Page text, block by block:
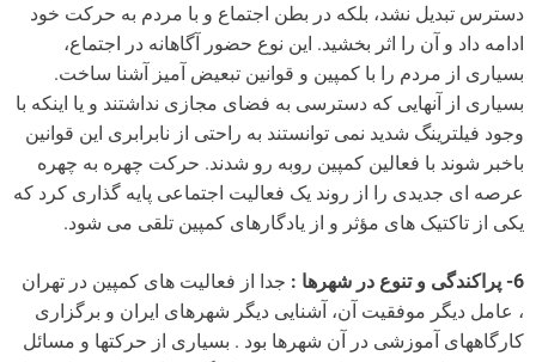
دسترس تبدیل نشد، بلکه در بطن اجتماع و با مردم به حرکت خود
ادامه داد و آن را اثر بخشید. این نوع حضور آگاهانه در اجتماع،
بسیاری از مردم را با کمپین و قوانین تبعیض آمیز آشنا ساخت.
بسیاری از آنهایی که دسترسی به فضای مجازی نداشتند و یا اینکه با
وجود فیلترینگ شدید نمی توانستند به راحتی از نابرابری این قوانین
باخبر شوند با فعالین کمپین روبه رو شدند. حرکت چهره به چهره
عرصه ای جدیدی را از روند یک فعالیت اجتماعی پایه گذاری کرد که
یکی از تاکتیک های مؤثر و از یادگارهای کمپین تلقی می شود.
6- پراکندگی و تنوع در شهرها :
جدا از فعالیت های کمپین در تهران
، عامل دیگر موفقیت آن، آشنایی دیگر شهرهای ایران و برگزاری
کارگاههای آموزشی در آن شهرها بود . بسیاری از حرکتها و مسائل